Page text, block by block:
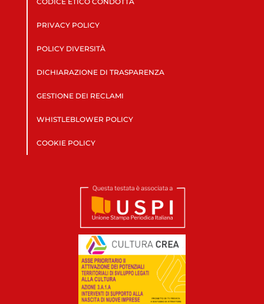
PRIVACY POLICY
POLICY DIVERSITÀ
DICHIARAZIONE DI TRASPARENZA
GESTIONE DEI RECLAMI
WHISTLEBLOWER POLICY
COOKIE POLICY